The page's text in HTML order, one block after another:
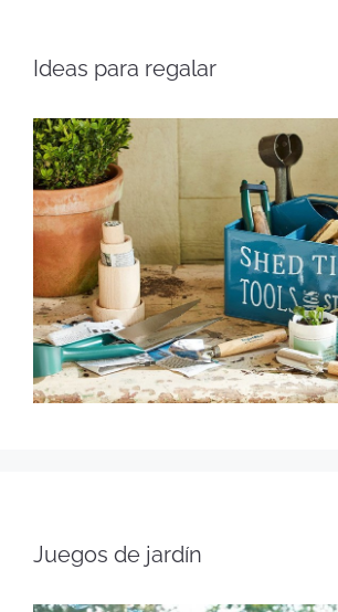
Ideas para regalar
Juegos de jardín